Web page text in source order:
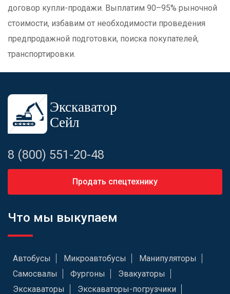
договор купли-продажи. Выплатим 90–95% рыночной
стоимости, избавим от необходимости проведения
предпродажной подготовки, поиска покупателей,
транспортировки.
8 (800) 551-20-48
Продать спецтехнику
Что мы выкупаем
Автобусы Микроавтобусы
Манипуляторы
Самосвалы
Фургоны
Эвакуаторы
Экскаваторы
Экскаваторы-погрузчики